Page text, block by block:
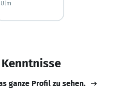
Ulm
ganze Profil zu sehen.